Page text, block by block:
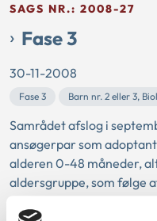
SAGS NR.: 2008-27
Fase 3
30-11-2008
Fase 3 Barn nr. 2 eller 3,
Samrådet afslog i
ansøgerpar som
alderen 0-48 måneder,
aldersgruppe, som følge